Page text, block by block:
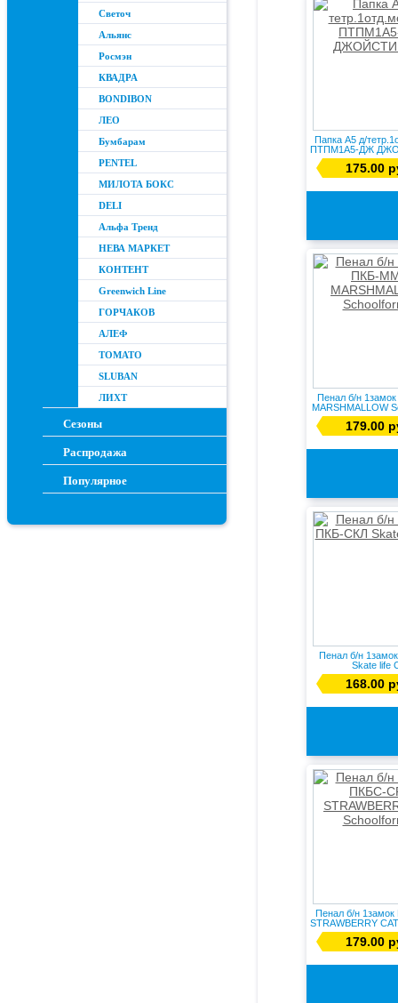
Светоч
Альянс
Росмэн
КВАДРА
BONDIBON
ЛЕО
Бумбарам
PENTEL
МИЛОТА БОКС
DELI
Альфа Тренд
НЕВА МАРКЕТ
КОНТЕНТ
Greenwich Line
ГОРЧАКОВ
АЛЕФ
ТОМАТО
SLUBAN
ЛИХТ
Сезоны
Распродажа
Популярное
Папка А5 д/
ПТПМ1А5-ДЖ
175.00
Пенал б/н
MARSHMALLOW
179.00
Пенал б/н
Skate life
168.00
Пенал б/н
STRAWBERRY
179.00